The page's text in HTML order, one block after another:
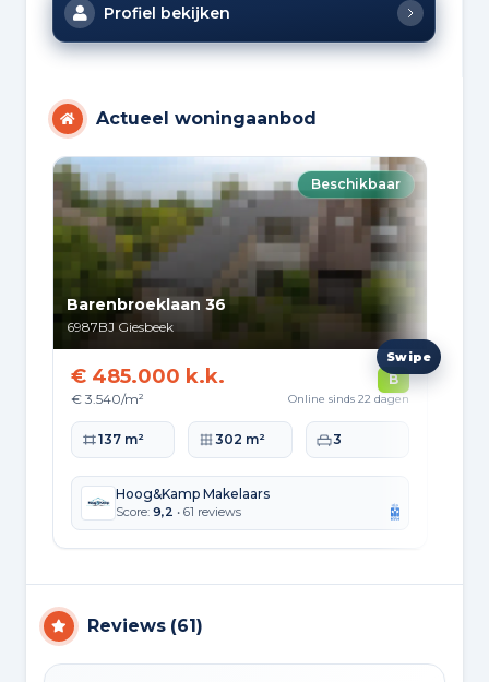
Profiel bekijken
Actueel woningaanbod
Beschikbaar
Barenbroeklaan 36
6987BJ Giesbeek
€ 485.000 k.k.
€ 3.540/m²
B
Online sinds 22 dagen
Woonoppervlakte
137 m² Perceeloppervlakte
302 m² Slaapkamers
3
Hoog&Kamp Makelaars
Score: 9,2 • 61 reviews
Reviews (61 )